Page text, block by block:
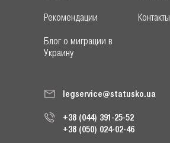
Рекомендации
Контакты
Блог о миграции в
Украину
legservice@statusko.ua
+38 (044) 391-25-52
+38 (050) 024-02-46